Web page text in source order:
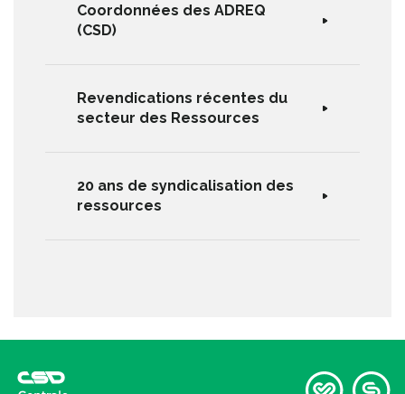
Coordonnées des ADREQ
(CSD)
Revendications récentes du
secteur des Ressources
20 ans de syndicalisation des
ressources